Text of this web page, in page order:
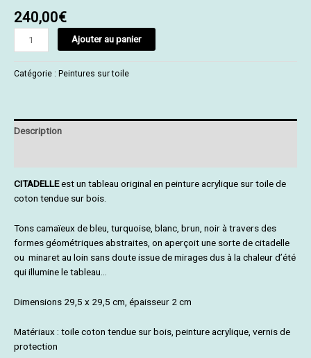
240,00€
Ajouter au panier
Catégorie : Peintures sur toile
Description
CITADELLEest un tableau original en peinture acrylique sur toile de
coton tendue sur bois.
Tons camaïeux de bleu, turquoise, blanc, brun, noir à travers des
formes géométriques abstraites, on aperçoit une sorte de citadelle
ou minaret au loin sans doute issue de mirages dus à la chaleur d’été
qui illumine le tableau…
Dimensions 29,5 x 29,5 cm, épaisseur 2 cm
Matériaux : toile coton tendue sur bois, peinture acrylique, vernis de
protection